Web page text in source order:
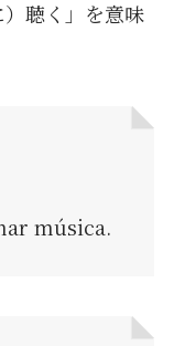
聴く」を意味
música.